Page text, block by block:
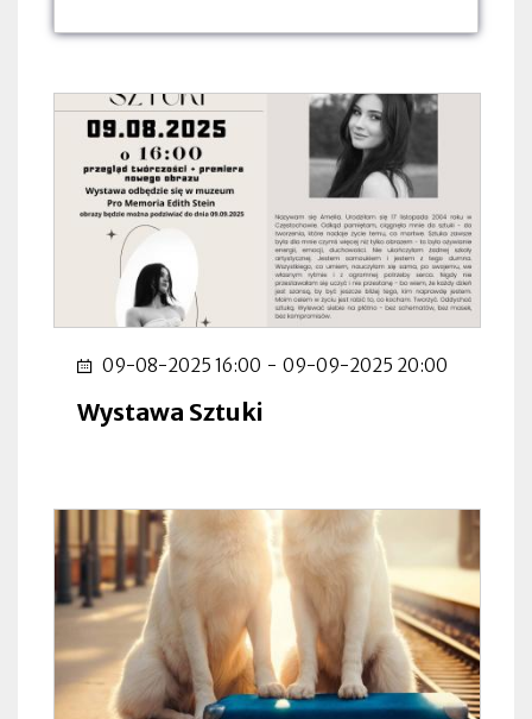
09-08-2025 16:00 - 09-09-2025 20:00
Wystawa Sztuki